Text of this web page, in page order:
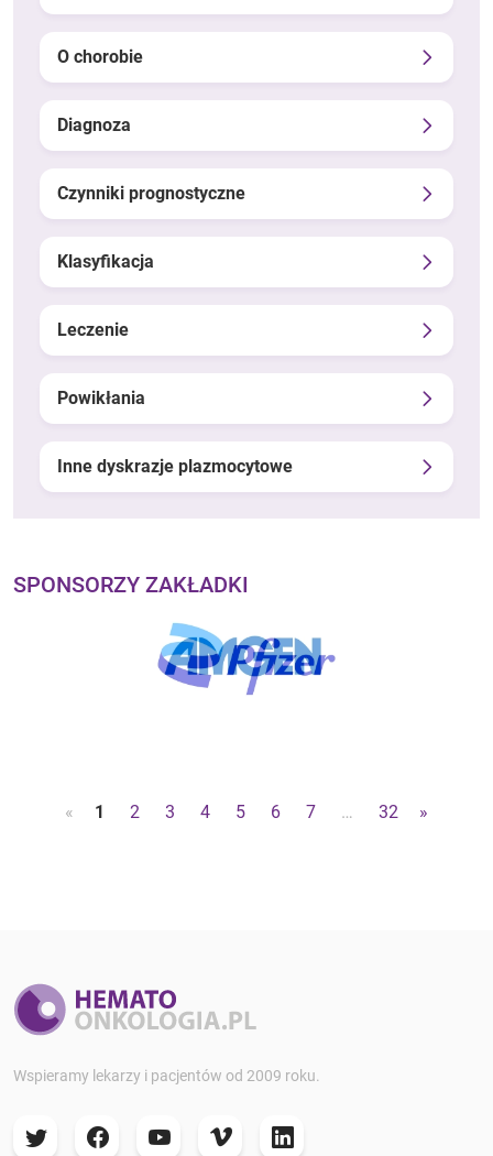
O chorobie
Diagnoza
Czynniki prognostyczne
Klasyfikacja
Leczenie
Powikłania
Inne dyskrazje plazmocytowe
SPONSORZY ZAKŁADKI
« 1 2 3 4 5 6 7 … 32 »
Wspieramy lekarzy i pacjentów od 2009 roku.